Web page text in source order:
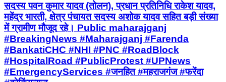
सदस्य पवन कुमार यादव (तोलन), प्रधान प्रतिनिधि राकेश यादव,
महेंद्र भारती, क्षेत्र पंचायत सदस्य अशोक यादव सहित बड़ी संख्या
में ग्रामीण मौजूद रहे। Public maharajganj
#BreakingNews #Maharajganj #Farenda
#BankatiCHC #NHI #PNC #RoadBlock
#HospitalRoad #PublicProtest #UPNews
#EmergencyServices #जनहित #महराजगंज #फरेंदा